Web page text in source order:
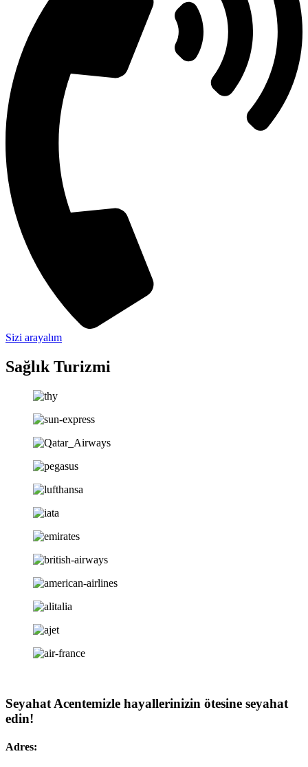
Sizi arayalım
Sağlık Turizmi
Seyahat Acentemizle hayallerinizin ötesine seyahat
edin!
Adres: